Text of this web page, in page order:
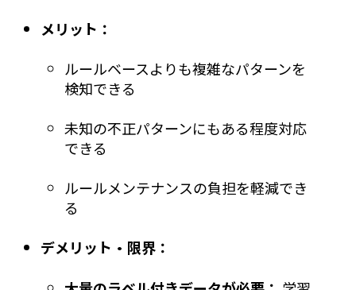
メリット：
ルールベースよりも複雑なパターンを
検知できる
未知の不正パターンにもある程度対応
できる
ルールメンテナンスの負担を軽減でき
る
デメリット・限界：